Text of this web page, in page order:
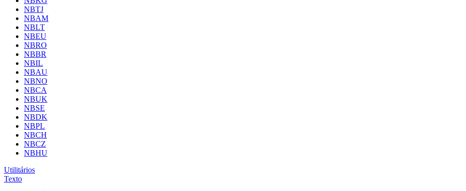
NBTJ
NBAM
NBLT
NBEU
NBRO
NBBR
NBIL
NBAU
NBNO
NBCA
NBUK
NBSE
NBDK
NBPL
NBCH
NBCZ
NBHU
Utilitários
Texto